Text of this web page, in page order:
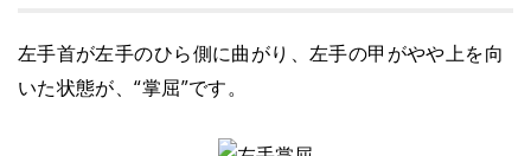
左手首が左手のひら側に曲がり、左手の甲がやや上を向
いた状態が、“掌屈”です。